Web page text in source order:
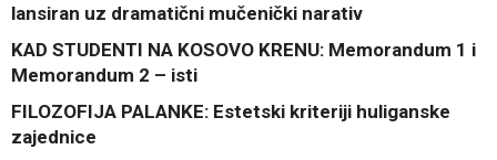
lansiran uz dramatični mučenički narativ
KAD STUDENTI NA KOSOVO KRENU: Memorandum 1 i
Memorandum 2 – isti
FILOZOFIJA PALANKE: Estetski kriteriji huliganske
zajednice